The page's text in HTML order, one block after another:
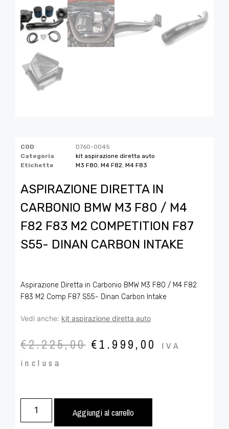
COD
D760-0045
Categoria
kit aspirazione diretta auto
Etichette
M3 F80, M4 F82, M4 F83
ASPIRAZIONE DIRETTA IN
CARBONIO BMW M3 F80 / M4
F82 F83 M2 COMPETITION F87
S55- DINAN CARBON INTAKE
Aspirazione Diretta in Carbonio BMW M3 F80 / M4 F82
F83 M2 Comp F87 S55- Dinan Carbon Intake
Vedi anche: kit aspirazione diretta auto
€2.225,00 €1.999,00
IVA
inclusa
Aggiungi al carrello